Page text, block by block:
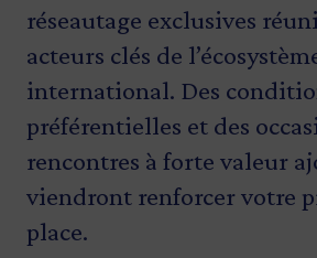
réseautage exclusives
acteurs clés de
international. Des
préférentielles et des
rencontres à forte valeur
viendront renforcer votre
place.